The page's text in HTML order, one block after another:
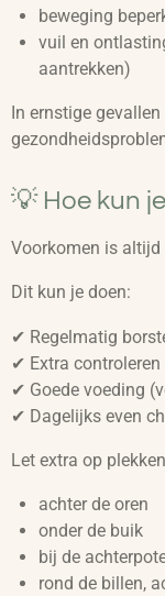
beweging
vuil en
aantrekken)
In ernstige
💡 Hoe kun
Voorkomen is altijd
Dit kun je doen:
✔ Regelmatig
✔ Extra
✔ Goede voeding
✔ Dagelijks even
Let extra op
achter de oren
onder de buik
bij de
rond de billen,